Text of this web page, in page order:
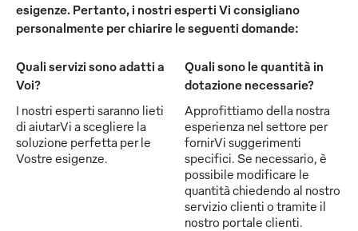
esigenze. Pertanto, i nostri esperti Vi consigliano
personalmente per chiarire le seguenti domande:
Quali servizi sono adatti a
Voi?
I nostri esperti saranno lieti
di aiutarVi a scegliere la
soluzione perfetta per le
Vostre esigenze.
Quali sono le quantità in
dotazione necessarie?
Approfittiamo della nostra
esperienza nel settore per
fornirVi suggerimenti
specifici. Se necessario, è
possibile modificare le
quantità chiedendo al nostro
servizio clienti o tramite il
nostro portale clienti.